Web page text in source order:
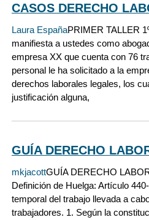
CASOS DERECHO
Laura EspañaPRIMER TALLER
manifiesta a ustedes como
empresa XX que cuenta con 76
personal le ha solicitado a la
derechos laborales legales, los
justificación alguna,
GUÍA DERECHO
mkjacottGUÍA DERECHO
Definición de Huelga: Artículo
temporal del trabajo llevada a
trabajadores. 1. Según la